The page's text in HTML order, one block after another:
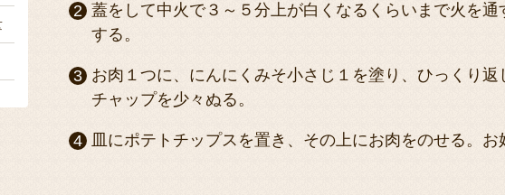
蓋をして中火で３～５分上が白くなるくらいまで火を
する。
お肉１つに、にんにくみそ小さじ１を塗り、ひっくり
チャップを少々ぬる。
皿にポテトチップスを置き、その上にお肉をのせる。お